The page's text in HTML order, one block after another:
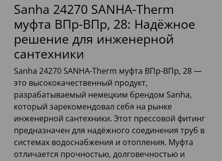
Sanha 24270 SANHA-Therm
муфта ВПр-ВПр, 28: Надёжное
решение для инженерной
сантехники
Sanha 24270 SANHA-Therm муфта ВПр-ВПр, 28 —
это высококачественный продукт,
разрабатываемый немецким брендом Sanha,
который зарекомендовал себя на рынке
инженерной сантехники. Этот прессовой фитинг
предназначен для надёжного соединения труб в
системах водоснабжения и отопления. Муфта
отличается прочностью, долговечностью и